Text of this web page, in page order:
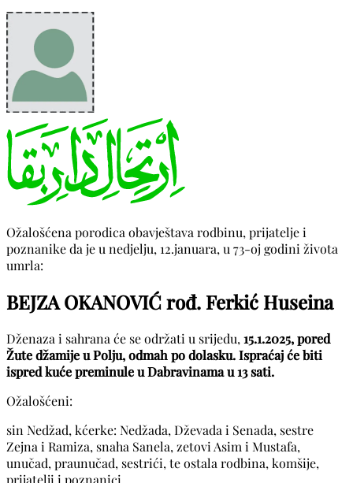
Ožalošćena porodica obavještava rodbinu, prijatelje i
poznanike da je u nedjelju, 12.januara, u 73-oj godini života
umrla:
BEJZA OKANOVIĆ rođ. Ferkić Huseina
Dženaza i sahrana će se održati u srijedu, 15.1.2025, pored
Žute džamije u Polju, odmah po dolasku. Ispraćaj će biti
ispred kuće preminule u Dabravinama u 13 sati.
Ožalošćeni:
sin Nedžad, kćerke: Nedžada, Dževada i Senada, sestre
Zejna i Ramiza, snaha Sanela, zetovi Asim i Mustafa,
unučad, praunučad, sestrići, te ostala rodbina, komšije,
prijatelji i poznanici